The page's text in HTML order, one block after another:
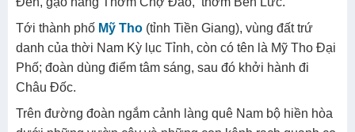
khách tại điểm hẹn, khởi hành đi
Châu Đốc
Theo quốc lộ 1A, đoàn đi qua Gò Đen, Bến Lức, Tân
An (tỉnh Long An), quê hương có hai dòng sông Vàm Cỏ
Đông, Vàm Cỏ Tây chảy qua, có đặc sản rượu đế Gò
Tới thành phố
Mỹ Tho
(tỉnh Tiền Giang), vùng đất trứ